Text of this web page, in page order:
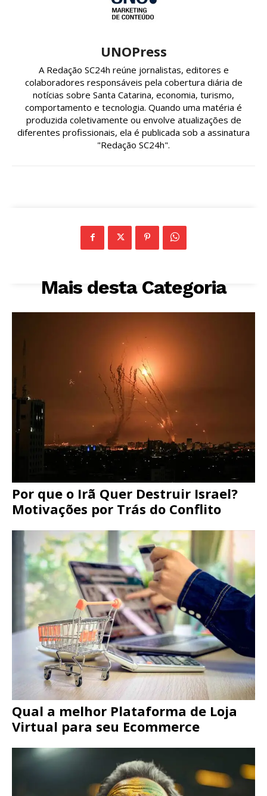
UNOPress
A Redação SC24h reúne jornalistas, editores e
colaboradores responsáveis pela cobertura diária de
notícias sobre Santa Catarina, economia, turismo,
comportamento e tecnologia. Quando uma matéria é
produzida coletivamente ou envolve atualizações de
diferentes profissionais, ela é publicada sob a assinatura
"Redação SC24h".
Mais desta Categoria
Por que o Irã Quer Destruir Israel?
Motivações por Trás do Conflito
Qual a melhor Plataforma de Loja
Virtual para seu Ecommerce